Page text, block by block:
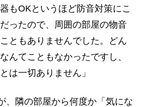
もOKというほど防音対策にこ
ったので、周囲の部屋の物音
ともありませんでした。どん
んてこともなかったですし、
は一切ありません」
隣の部屋から何度か「気にな